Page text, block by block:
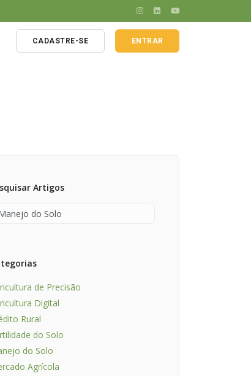
CADASTRE-SE ENTRAR
Artigos
de Precisão
Digital
Rural
do Solo
do Solo
Agrícola